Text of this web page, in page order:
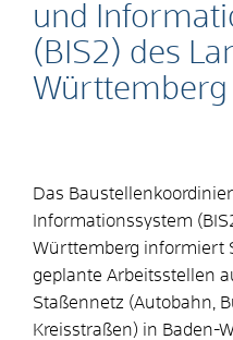
und
(BIS2) des
Württemberg
Das
Informationssystem
Württemberg informiert
geplante Arbeitsstellen
Staßennetz (Autobahn,
Kreisstraßen) in Baden-